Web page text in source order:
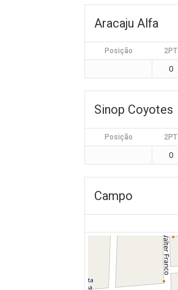
Aracaju Alfa
Posição 2PT
0
Sinop Coyotes
Posição 2PT
0
Campo